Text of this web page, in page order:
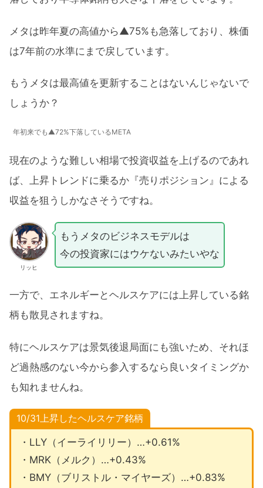
メタは昨年夏の高値から▲75%も急落しており、株価
は7年前の水準にまで戻しています。
もうメタは最高値を更新することはないんじゃないで
しょうか？
年初来でも▲72%下落しているMETA
現在のような難しい相場で投資収益を上げるのであれ
ば、上昇トレンドに乗るか『売りポジション』による
収益を狙うしかなさそうですね。
リッヒ
もうメタのビジネスモデルは
今の投資家にはウケないみたいやな
一方で、エネルギーとヘルスケアには上昇している銘
柄も散見されますね。
特にヘルスケアは景気後退局面にも強いため、それほ
ど過熱感のない今から参入するなら良いタイミングか
も知れませんね。
10/31上昇したヘルスケア銘柄
・LLY（イーライリリー）…+0.61%
・MRK（メルク）…+0.43%
・BMY（ブリストル・マイヤーズ）…+0.83%